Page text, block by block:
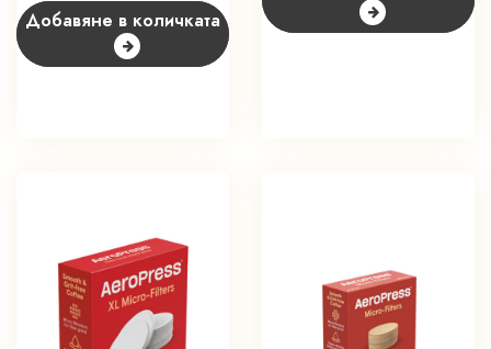
Добавяне в количката